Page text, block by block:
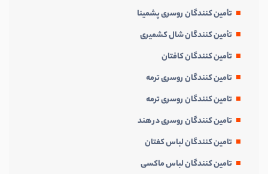
تأمین کنندگان روسری پشمینا
تأمین کنندگان شال کشمیری
تأمین کنندگان کافتان
تامین کنندگان روسری ترمه
تامین کنندگان روسری ترمه
تامین کنندگان روسری در هند
تامین کنندگان لباس کفتان
تامین کنندگان لباس ماکسی